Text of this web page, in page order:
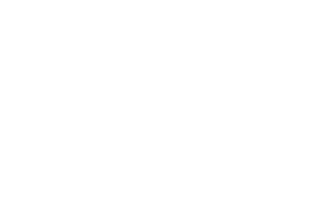
para Animais